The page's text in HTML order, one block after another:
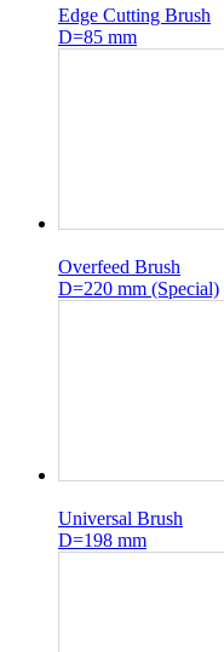
Edge Cutting Brush
D=85 mm
Overfeed Brush
D=220 mm (Special)
Universal Brush
D=198 mm